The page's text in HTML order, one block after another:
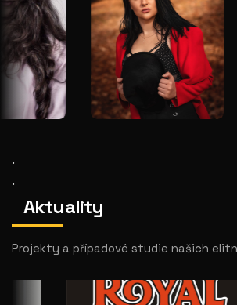
.
.
Aktuality
Projekty a případové studie našich